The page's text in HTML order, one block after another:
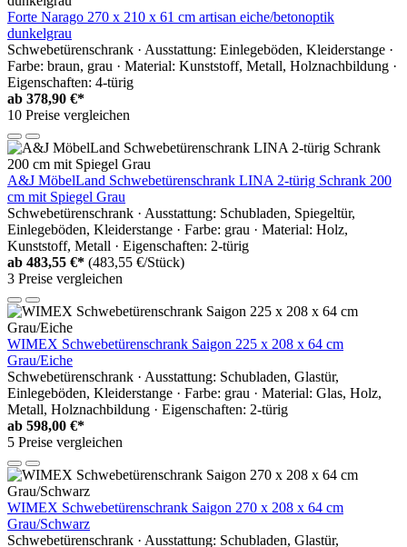
Forte Narago 270 x 210 x 61 cm artisan eiche/betonoptik
dunkelgrau
Schwebetürenschrank · Ausstattung: Einlegeböden, Kleiderstange ·
Farbe: braun, grau · Material: Kunststoff, Metall, Holznachbildung ·
Eigenschaften: 4-türig
ab 378,90 €*
10 Preise vergleichen
A&J MöbelLand Schwebetürenschrank LINA 2-türig Schrank 200
cm mit Spiegel Grau
Schwebetürenschrank · Ausstattung: Schubladen, Spiegeltür,
Einlegeböden, Kleiderstange · Farbe: grau · Material: Holz,
Kunststoff, Metall · Eigenschaften: 2-türig
ab 483,55 €* (483,55 €/Stück)
3 Preise vergleichen
WIMEX Schwebetürenschrank Saigon 225 x 208 x 64 cm
Grau/Eiche
Schwebetürenschrank · Ausstattung: Schubladen, Glastür,
Einlegeböden, Kleiderstange · Farbe: grau · Material: Glas, Holz,
Metall, Holznachbildung · Eigenschaften: 2-türig
ab 598,00 €*
5 Preise vergleichen
WIMEX Schwebetürenschrank Saigon 270 x 208 x 64 cm
Grau/Schwarz
Schwebetürenschrank · Ausstattung: Schubladen, Glastür,